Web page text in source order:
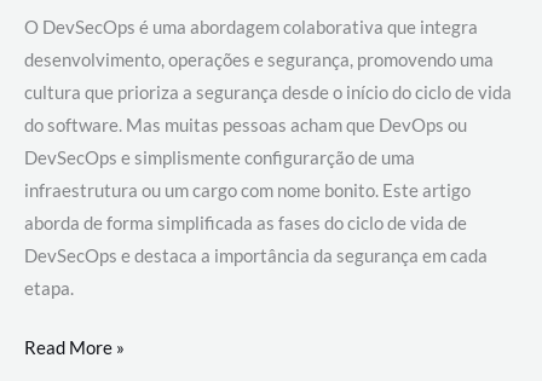
O DevSecOps é uma abordagem colaborativa que integra
desenvolvimento, operações e segurança, promovendo uma
cultura que prioriza a segurança desde o início do ciclo de vida
do software. Mas muitas pessoas acham que DevOps ou
DevSecOps e simplismente configurarção de uma
infraestrutura ou um cargo com nome bonito. Este artigo
aborda de forma simplificada as fases do ciclo de vida de
DevSecOps e destaca a importância da segurança em cada
etapa.
DevSecOps
Read More »